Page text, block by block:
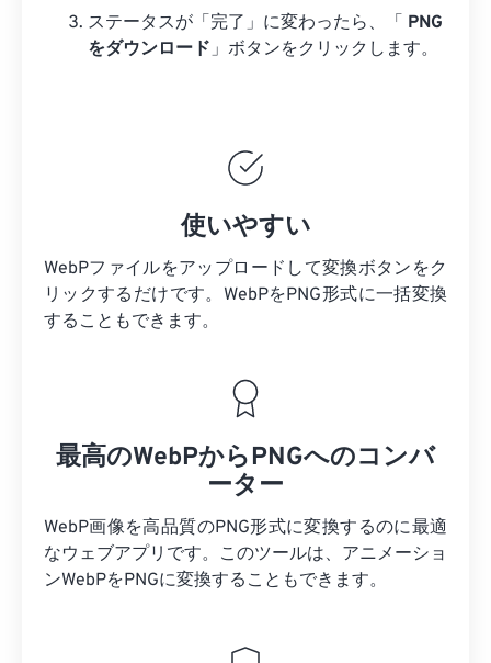
ステータスが「完了」に変わったら、「 PNG
をダウンロード」ボタンをクリックします。
使いやすい
WebPファイルをアップロードして変換ボタンをク
リックするだけです。WebPをPNG形式に一括変換
することもできます。
最高のWebPからPNGへのコンバ
ーター
WebP画像を高品質のPNG形式に変換するのに最適
なウェブアプリです。このツールは、アニメーショ
ンWebPをPNGに変換することもできます。